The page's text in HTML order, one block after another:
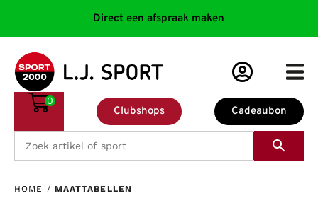
Direct een afspraak maken
Cadeaubon
Clubshops
0
HOME / MAATTABELLEN